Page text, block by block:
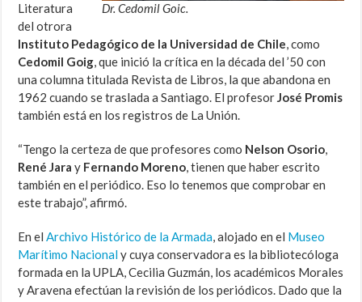
Dr. Cedomil Goic.
Literatura
del otrora
Instituto Pedagógico de la Universidad de Chile, como
Cedomil Goig, que inició la crítica en la década del ’50 con
una columna titulada Revista de Libros, la que abandona en
1962 cuando se traslada a Santiago. El profesorJosé Promis
también está en los registros de La Unión.
“Tengo la certeza de que profesores como Nelson Osorio,
René Jara y Fernando Moreno, tienen que haber escrito
también en el periódico. Eso lo tenemos que comprobar en
este trabajo”, afirmó.
En elArchivo Histórico de la Armada, alojado en el Museo
Marítimo Nacionaly cuya conservadora es la bibliotecóloga
formada en la UPLA, Cecilia Guzmán, los académicos Morales
y Aravena efectúan la revisión de los periódicos. Dado que la